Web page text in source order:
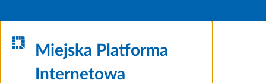
Miejska Platforma
Internetowa